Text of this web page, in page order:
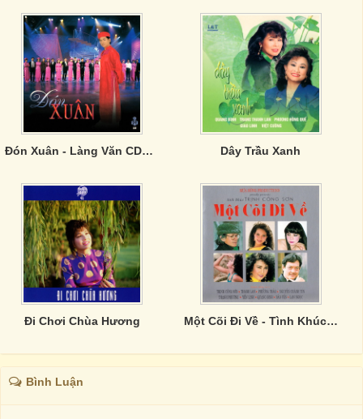
Đón Xuân - Làng Văn CD237 Dây Trầu Xanh
Đi Chơi Chùa Hương Một Cõi Đi Về - Tình Khúc Trịnh Công Sơn
Bình Luận